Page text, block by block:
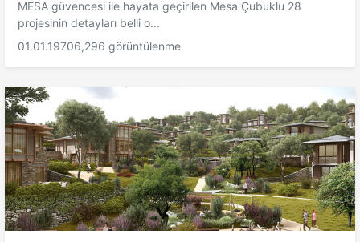
MESA güvencesi ile hayata geçirilen Mesa Çubuklu 28
projesinin detayları belli o...
01.01.19706,296 görüntülenme